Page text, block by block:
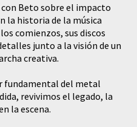
Beto sobre el impacto
la historia de la música
comienzos, sus discos
junto a la visión de un
creativa.
fundamental del metal
revivimos el legado, la
la escena.